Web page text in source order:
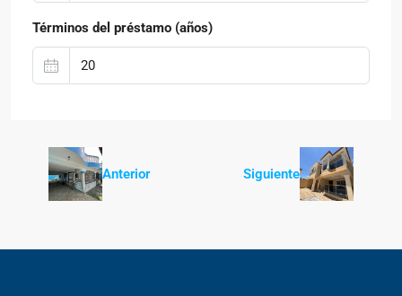
Términos del préstamo (años)
Anterior Siguiente